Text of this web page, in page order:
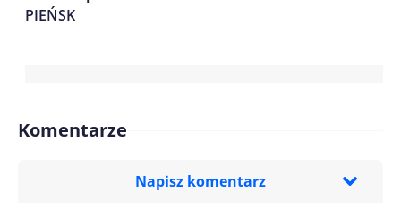
PIEŃSK
Komentarze
Napisz komentarz